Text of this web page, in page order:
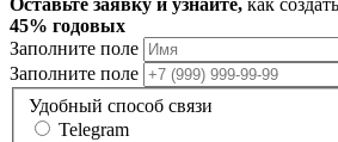
45% годовых
Заполните поле
Заполните поле
Удобный способ связи
Telegram